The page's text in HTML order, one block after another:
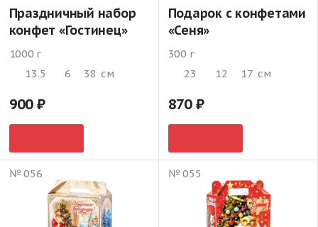
Праздничный набор
конфет «Гостинец»
1000 г
13.5
6 38 см
900
Подарок с конфетами
«Сеня»
300 г
23
12 17 см
870
№ 056 № 055